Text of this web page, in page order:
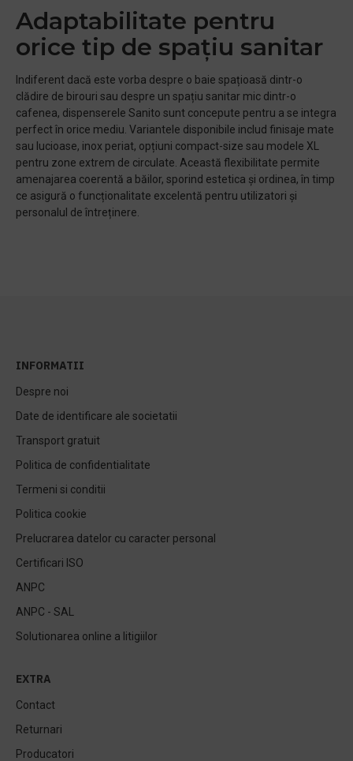
Adaptabilitate pentru
orice tip de spațiu sanitar
Indiferent dacă este vorba despre o baie spațioasă dintr-o
clădire de birouri sau despre un spațiu sanitar mic dintr-o
cafenea, dispenserele Sanito sunt concepute pentru a se integra
perfect în orice mediu. Variantele disponibile includ finisaje mate
sau lucioase, inox periat, opțiuni compact-size sau modele XL
pentru zone extrem de circulate. Această flexibilitate permite
amenajarea coerentă a băilor, sporind estetica și ordinea, în timp
ce asigură o funcționalitate excelentă pentru utilizatori și
personalul de întreținere.
INFORMATII
Despre noi
Date de identificare ale societatii
Transport gratuit
Politica de confidentialitate
Termeni si conditii
Politica cookie
Prelucrarea datelor cu caracter personal
Certificari ISO
ANPC
ANPC - SAL
Solutionarea online a litigiilor
EXTRA
Contact
Returnari
Producatori